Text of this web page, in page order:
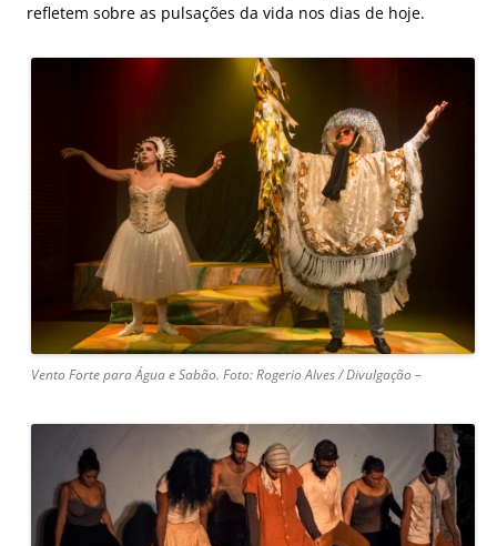
refletem sobre as pulsações da vida nos dias de hoje.
Vento Forte para Água e Sabão. Foto: Rogerio Alves / Divulgação –